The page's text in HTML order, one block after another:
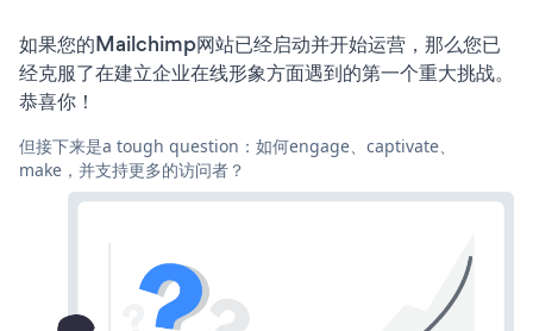
如果您的Mailchimp网站已经启动并开始运营，那么您已
经克服了在建立企业在线形象方面遇到的第一个重大挑战。
恭喜你！
但接下来是a tough question：如何engage、captivate、
make，并支持更多的访问者？